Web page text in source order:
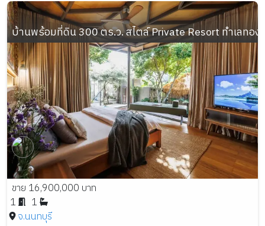
บ้านพร้อมที่ดิน 300 ตร.ว. สไตล์ Private Resort ทำเลทอง
ขาย 16,900,000 บาท
1
1
จ.นนทบุรี